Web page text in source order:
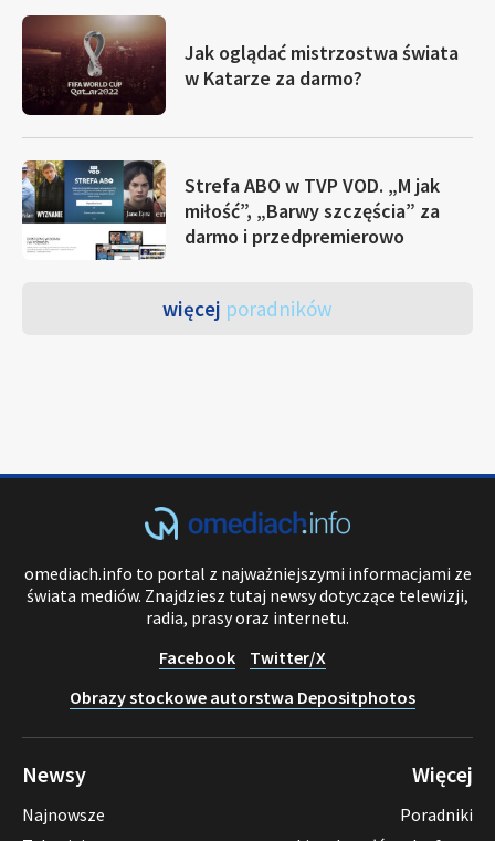
Jak oglądać mistrzostwa świata
w Katarze za darmo?
Strefa ABO w TVP VOD. „M jak
miłość”, „Barwy szczęścia” za
darmo i przedpremierowo
więcej poradników
omediach.info to portal z najważniejszymi informacjami ze
świata mediów. Znajdziesz tutaj newsy dotyczące telewizji,
radia, prasy oraz internetu.
Facebook
Twitter/X
Obrazy stockowe autorstwa Depositphotos
Newsy
Najnowsze
Więcej
Poradniki